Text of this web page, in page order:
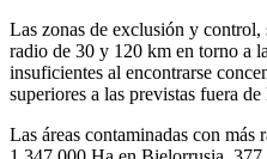
Las zonas de exclusión y control,
radio de 30 y 120 km en torno a
insuficientes al encontrarse
superiores a las previstas fuera de
Las áreas contaminadas con